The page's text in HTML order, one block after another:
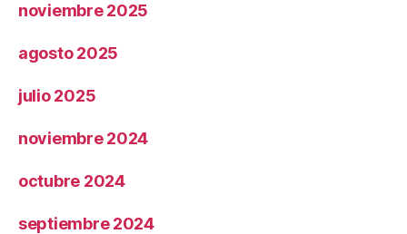
noviembre 2025
agosto 2025
julio 2025
noviembre 2024
octubre 2024
septiembre 2024